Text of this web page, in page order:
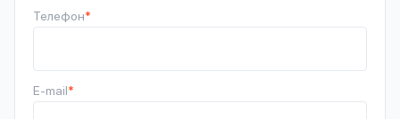
Телефон*
E-mail*